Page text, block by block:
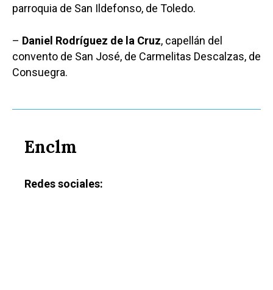
parroquia de San Ildefonso, de Toledo.
– Daniel Rodríguez de la Cruz, capellán del
convento de San José, de Carmelitas Descalzas, de
Consuegra.
Enclm
Redes sociales: